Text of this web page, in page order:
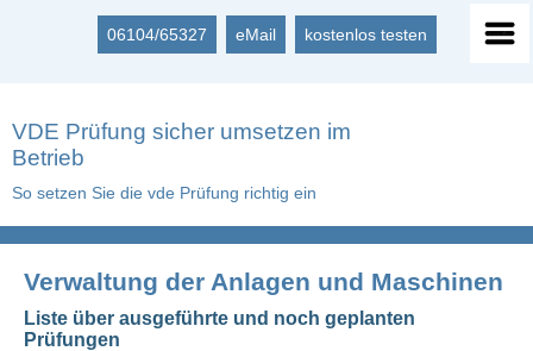
06104/65327 eMail kostenlos testen
VDE Prüfung sicher umsetzen im
Betrieb
So setzen Sie die vde Prüfung richtig ein
Verwaltung der Anlagen und Maschinen
Liste über ausgeführte und noch geplanten
Prüfungen